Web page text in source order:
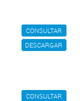
CONSULTAR
DESCARGAR
CONSULTAR